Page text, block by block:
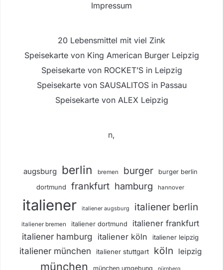
Impressum
20 Lebensmittel mit viel Zink
Speisekarte von King American Burger Leipzig
Speisekarte von ROCKET’S in Leipzig
Speisekarte von SAUSALITOS in Passau
Speisekarte von ALEX Leipzig
n,
augsburg berlin bremen burger burger berlin
dortmund frankfurt hamburg hannover
italiener italiener augsburg italiener berlin
italiener bremen italiener dortmund italiener frankfurt
italiener hamburg italiener köln italiener leipzig
italiener münchen italiener stuttgart köln leipzig
münchen münchen umgebung